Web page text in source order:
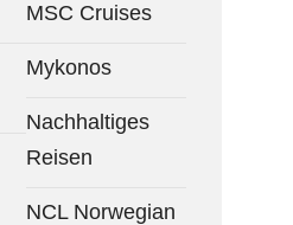
MSC Cruises
Mykonos
Nachhaltiges
Reisen
NCL Norwegian